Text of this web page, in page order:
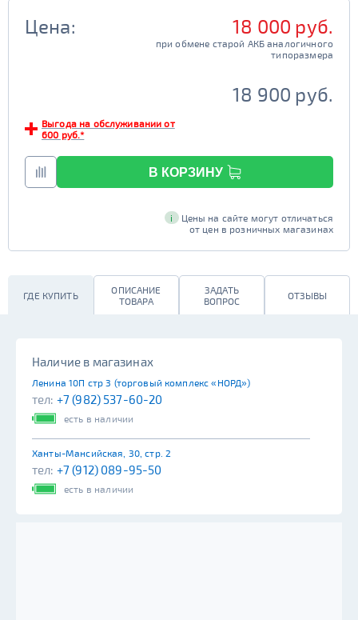
Цена: 18 000 руб.
при обмене старой АКБ аналогичного
                                         типоразмера
18 900 руб.
Выгода на обслуживании от
600 руб.*
В КОРЗИНУ
i
Цены на сайте могут отличаться
от цен в розничных магазинах
ГДЕ КУПИТЬ
ОПИСАНИЕ
ТОВАРА
ЗАДАТЬ
ВОПРОС
ОТЗЫВЫ
Наличие в магазинах
Ленина 10П стр 3 (торговый комплекс «НОРД»)
тел: +7 (982) 537-60-20
есть в наличии
Ханты-Мансийская, 30, стр. 2
тел: +7 (912) 089-95-50
есть в наличии